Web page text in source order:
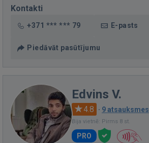
Kontakti
+371 *** *** 79 E-pasts
Piedāvāt pasūtījumu
Edvins V.
4.8 · 9 atsauksmes
Bija vietnē: Pirms 8 st.
PRO